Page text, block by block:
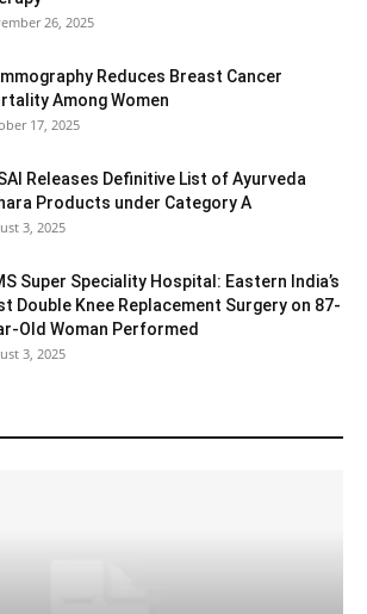
26, 2025
Reduces Breast Cancer
Among Women
17, 2025
Releases Definitive List of Ayurveda
Products under Category A
3, 2025
Super Speciality Hospital: Eastern India’s
Double Knee Replacement Surgery on 87-
Old Woman Performed
3, 2025